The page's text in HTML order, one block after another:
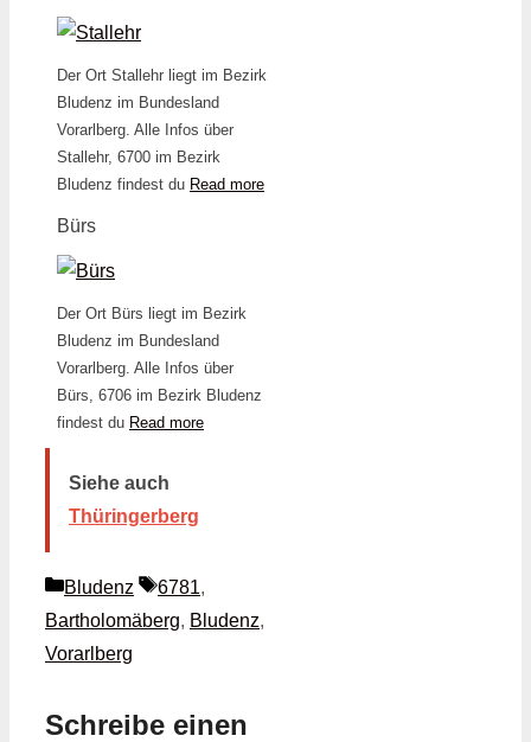
Der Ort Stallehr liegt im Bezirk
Bludenz im Bundesland
Vorarlberg. Alle Infos über
Stallehr, 6700 im Bezirk
Bludenz findest du Read more
Bürs
Der Ort Bürs liegt im Bezirk
Bludenz im Bundesland
Vorarlberg. Alle Infos über
Bürs, 6706 im Bezirk Bludenz
findest du Read more
Siehe auch
Thüringerberg
Kategorien
Bludenz Schlagwörter
6781,
Bartholomäberg, Bludenz,
Vorarlberg
Schreibe einen